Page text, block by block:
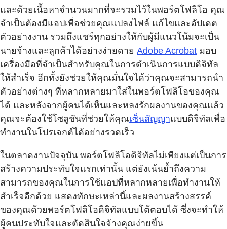
และด้วยเนื้อหาจำนวนมากที่จะรวมไว้ในพอร์ตโฟลิโอ คุณ
จำเป็นต้องมีแอปเพื่อช่วยคุณแปลงไฟล์ แก้ไขและอัปเดต
ตัวอย่างงาน รวมถึงแชร์ทุกอย่างให้กับผู้มีแนวโน้มจะเป็น
นายจ้างและลูกค้าได้อย่างง่ายดาย Adobe Acrobat มอบ
เครื่องมือที่จำเป็นสำหรับคุณในการดำเนินการแบบดิจิทัล
ให้สำเร็จ อีกทั้งยังช่วยให้คุณมั่นใจได้ว่าคุณจะสามารถนำ
ตัวอย่างต่างๆ ที่หลากหลายมาใส่ในพอร์ตโฟลิโอของคุณ
ได้ และหลังจากผู้คนได้เห็นและหลงรักผลงานของคุณแล้ว
คุณจะต้องใช้โซลูชันที่ช่วยให้คุณเซ็นสัญญาแบบดิจิทัลเพื่อ
ทำงานในโปรเจกต์ได้อย่างรวดเร็ว
ในตลาดงานปัจจุบัน พอร์ตโฟลิโอดิจิทัลไม่เพียงแต่เป็นการ
สร้างความประทับใจแรกเท่านั้น แต่ยังเน้นย้ำถึงความ
สามารถของคุณในการใช้แอปที่หลากหลายเพื่อทำงานให้
สำเร็จอีกด้วย แสดงทักษะเหล่านี้และผลงานสร้างสรรค์
ของคุณด้วยพอร์ตโฟลิโอดิจิทัลแบบโต้ตอบได้ ซึ่งจะทำให้
ผู้คนประทับใจและตัดสินใจจ้างคุณง่ายขึ้น